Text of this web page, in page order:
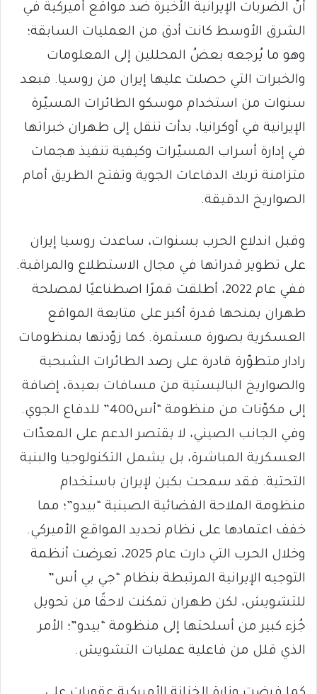
أنَّ الضربات الإيرانية الأخيرة ضد مواقع أميركية في
الشرق الأوسط كانت أدق من العمليات السابقة؛
وهو ما يُرجعه بعضُ المحللين إلى المعلومات
والخبرات التي حصلت عليها إيران من روسيا. فبعد
سنوات من استخدام موسكو الطائرات المسيّرة
الإيرانية في أوكرانيا، بدأت تنقل إلى طهران خبراتها
في إدارة أسراب المسيّرات وكيفية تنفيذ هجمات
متزامنة تربك الدفاعات الجوية وتفتح الطريق أمام
الصواريخ الدقيقة.
وقبل اندلاع الحرب بسنوات، ساعدت روسيا إيران
على تطوير قدراتها في مجال الاستطلاع والمراقبة.
ففي عام 2022، أطلقت قمرًا اصطناعيًا لمصلحة
طهران يمنحها قدرة أكبر على متابعة المواقع
العسكرية بصورة مستمرة. كما زوّدتها بمنظومات
رادار متطوّرة قادرة على رصد الطائرات الشبحية
والصواريخ الباليستية من مسافات بعيدة، إضافة
إلى مكوّنات من منظومة “أس400” للدفاع الجوي.
وفي الجانب الصيني، لا يقتصر الدعم على المعدّات
العسكرية المباشرة، بل يشمل التكنولوجيا والبنية
التحتية. فقد سمحت بكين لإيران باستخدام
منظومة الملاحة الفضائية الصينية “بيدو”؛ مما
خفف اعتمادها على نظام تحديد المواقع الأميركي.
وخلال الحرب التي دارت عام 2025، تعرضت أنظمة
التوجيه الإيرانية المرتبطة بنظام “جي بي أس”
للتشويش، لكن طهران تمكنت لاحقًا من تحويل
جُزء كبير من أسلحتها إلى منظومة “بيدو”؛ الأمر
الذي قلل من فاعلية عمليات التشويش.